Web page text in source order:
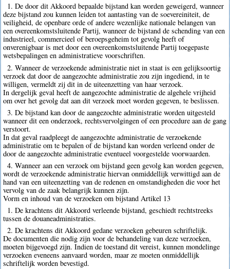
1. De door dit Akkoord bepaalde bijstand kan worden geweigerd, wanneer
deze bijstand zou kunnen leiden tot aantasting van de soevereiniteit, de
veiligheid, de openbare orde of andere wezenlijke nationale belangen van
een overeenkomstsluitende Partij, wanneer de bijstand de schending van een
industrieel, commercieel of beroepsgeheim tot gevolg heeft of
onverenigbaar is met door een overeenkomstsluitende Partij toegepaste
wetsbepalingen en administratieve voorschriften.
2. Wanneer de verzoekende administratie niet in staat is een gelijksoortig
verzoek dat door de aangezochte administratie zou zijn ingediend, in te
willigen, vermeldt zij dit in de uiteenzetting van haar verzoek.
In dergelijk geval heeft de aangezochte administratie de algehele vrijheid
om over het gevolg dat aan dit verzoek moet worden gegeven, te beslissen.
3. De bijstand kan door de aangezochte administratie worden uitgesteld
wanneer dit een onderzoek, rechtsvervolgingen of een procedure aan de gang
verstoort.
In dat geval raadpleegt de aangezochte administratie de verzoekende
administratie om te bepalen of de bijstand kan worden verleend onder de
door de aangezochte administratie eventueel voorgestelde voorwaarden.
4. Wanneer aan een verzoek om bijstand geen gevolg kan worden gegeven,
wordt de verzoekende administratie hiervan onmiddellijk verwittigd aan de
hand van een uiteenzetting van de redenen en omstandigheden die voor het
vervolg van de zaak belangrijk kunnen zijn.
Vorm en inhoud van de verzoeken om bijstand Artikel 13
1. De krachtens dit Akkoord verleende bijstand, geschiedt rechtstreeks
tussen de douaneadministraties.
2. De krachtens dit Akkoord gedane verzoeken gebeuren schriftelijk.
De documenten die nodig zijn voor de behandeling van deze verzoeken,
moeten bijgevoegd zijn. Indien de toestand dit vereist, kunnen mondelinge
verzoeken eveneens aanvaard worden, maar ze moeten onmiddellijk
schriftelijk worden bevestigd.